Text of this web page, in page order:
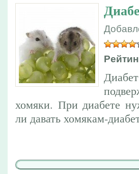
хомяки. При диабете
ли давать хомякам-